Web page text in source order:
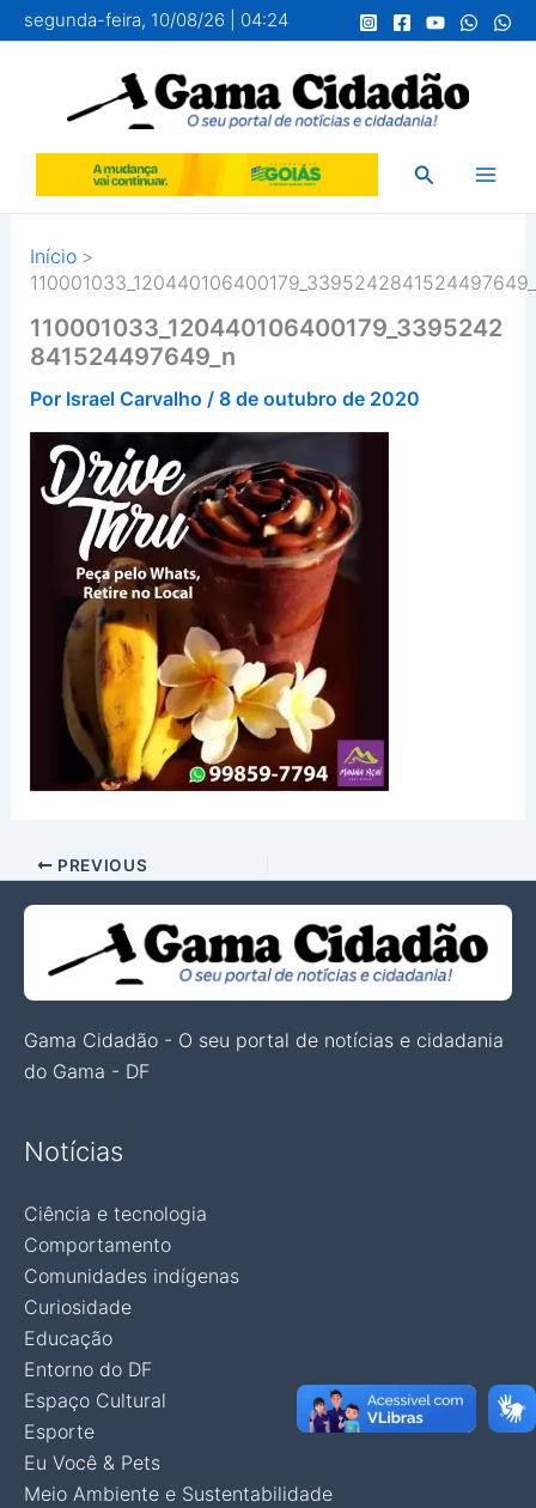
para
conteúdo
segunda-feira, 10/08/26 | 04:24
Pesquisar
Início
110001033_120440106400179_3395242
841524497649_n
Por Israel Carvalho / 8 de outubro de 2020
PREVIOUS
Gama Cidadão - O seu portal de notícias e cidadania
do Gama - DF
Notícias
Ciência e tecnologia
Comportamento
Comunidades indígenas
Curiosidade
Educação
Entorno do DF
Espaço Cultural
Esporte
Eu Você & Pets
Meio Ambiente e Sustentabilidade